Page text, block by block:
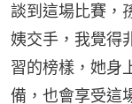
談到這場比賽，
姨交手，我覺得
習的榜樣，她身
備，也會享受這